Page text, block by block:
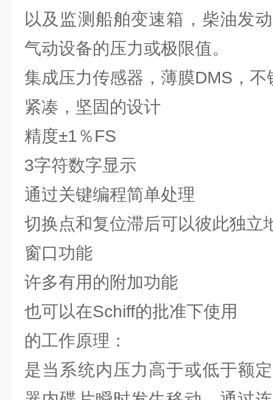
以及监测船舶变速箱，柴油发
气动设备的压力或极限值。
集成压力传感器，薄膜DMS，不
紧凑，坚固的设计
精度±1％FS
3字符数字显示
通过关键编程简单处理
切换点和复位滞后可以彼此独立
窗口功能
许多有用的附加功能
也可以在Schiff的批准下使用
的工作原理：
是当系统内压力高于或低于额